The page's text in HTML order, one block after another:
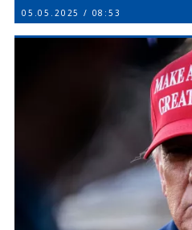
05.05.2025 / 08:53